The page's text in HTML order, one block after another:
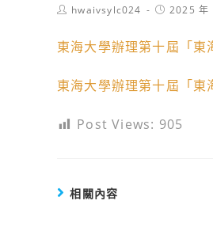
Posthwaivsylc024
Post2025 年
東海大學辦理第十屆「
東海大學辦理第十屆「
Post Views: 905
相關內容